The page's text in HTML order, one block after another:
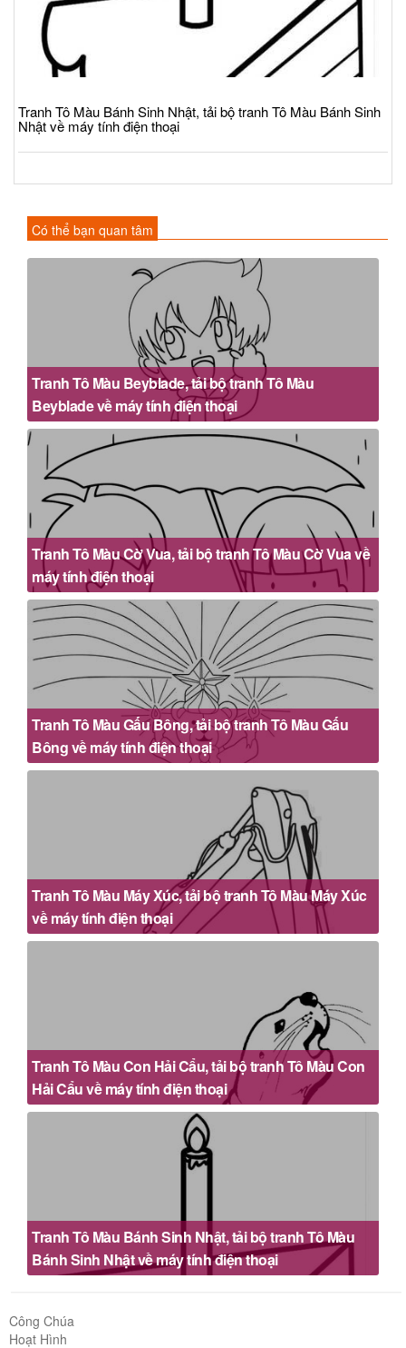
Tranh Tô Màu Bánh Sinh Nhật, tải bộ tranh Tô Màu Bánh Sinh
Nhật về máy tính điện thoại
Có thể bạn quan tâm
Tranh Tô Màu Beyblade, tải bộ tranh Tô Màu
Beyblade về máy tính điện thoại
Tranh Tô Màu Cờ Vua, tải bộ tranh Tô Màu Cờ Vua về
máy tính điện thoại
Tranh Tô Màu Gấu Bông, tải bộ tranh Tô Màu Gấu
Bông về máy tính điện thoại
Tranh Tô Màu Máy Xúc, tải bộ tranh Tô Màu Máy Xúc
về máy tính điện thoại
Tranh Tô Màu Con Hải Cẩu, tải bộ tranh Tô Màu Con
Hải Cẩu về máy tính điện thoại
Tranh Tô Màu Bánh Sinh Nhật, tải bộ tranh Tô Màu
Bánh Sinh Nhật về máy tính điện thoại
Công Chúa
Hoạt Hình